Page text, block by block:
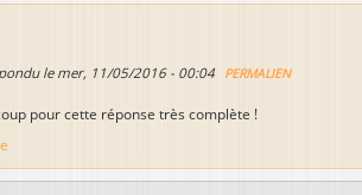
lemer, 11/05/2016 - 00:04 PERMALIEN
pour cette réponse très complète !